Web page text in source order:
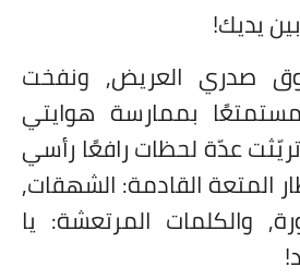
يديك!
صدري العريض, ونفخت
بممارسة هوايتي
عدّة لحظات رافعًا رأسي
المتعة القادمة: الشهقات,
والكلمات المرتعشة: يا